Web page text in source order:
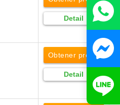
Detail
Obtener precio
Detail